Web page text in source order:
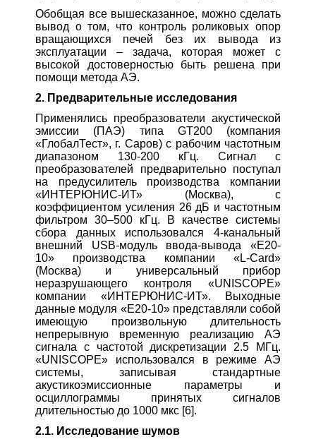
Обобщая все вышесказанное, можно сделать
вывод о том, что контроль роликовых опор
вращающихся печей без их вывода из
эксплуатации – задача, которая может с
высокой достоверностью быть решена при
помощи метода АЭ.
2. Предварительные исследования
Применялись преобразователи акустической
эмиссии (ПАЭ) типа GT200 (компания
«ГлобалТест», г. Саров) с рабочим частотным
диапазоном 130-200 кГц. Сигнал с
преобразователей предварительно поступал
на предусилитель производства компании
«ИНТЕРЮНИС-ИТ» (Москва), с
коэффициентом усиления 26 дБ и частотным
фильтром 30–500 кГц. В качестве системы
сбора данных использовался 4-канальный
внешний USB-модуль ввода-вывода «E20-
10» производства компании «L-Card»
(Москва) и универсальный прибор
неразрушающего контроля «UNISCOPE»
компании «ИНТЕРЮНИС-ИТ». Выходные
данные модуля «E20-10» представляли собой
имеющую произвольную длительность
непрерывную временную реализацию АЭ
сигнала с частотой дискретизации 2.5 МГц.
«UNISCOPE» использовался в режиме АЭ
системы, записывая стандартные
акустикоэмиссионные параметры и
осциллограммы принятых сигналов
длительностью до 1000 мкс [6].
2.1. Исследование шумов